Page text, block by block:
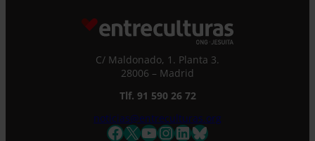
y los correos puntuales en los que te
ofrecemos información, no dejes de completar
este formulario. Al instante, te daremos de
alta en nuestra base de datos y podrás estar
al tanto de todas las novedades.
C/ Maldonado, 1. Planta 3.
28006 – Madrid
Tlf. 91 590 26 72
noticias@entreculturas.org
Facebook
X YouTube
Instagram
LinkedIn
Bluesky